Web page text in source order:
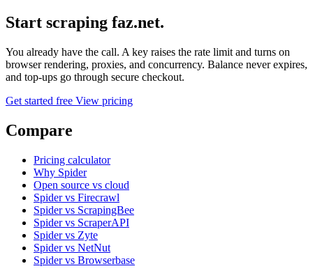
Start scraping faz.net.
You already have the call. A key raises the rate limit and turns on
browser rendering, proxies, and concurrency. Balance never expires,
and top-ups go through secure checkout.
Get started free View pricing
Compare
Pricing calculator
Why Spider
Open source vs cloud
Spider vs Firecrawl
Spider vs ScrapingBee
Spider vs ScraperAPI
Spider vs Zyte
Spider vs NetNut
Spider vs Browserbase